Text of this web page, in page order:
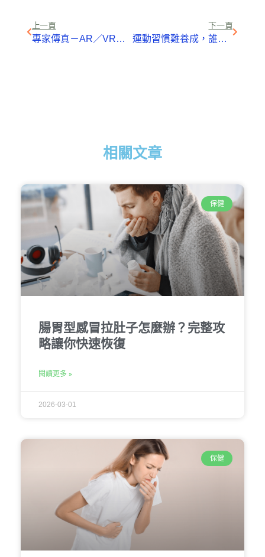
上一頁
專家傳真－AR／VR智慧新零售 居家生活搶先鋒
下一頁
運動習慣難養成，誰才是破壞王？
相關文章
保健
腸胃型感冒拉肚子怎麼辦？完整攻
略讓你快速恢復
閱讀更多 »
2026-03-01
保健